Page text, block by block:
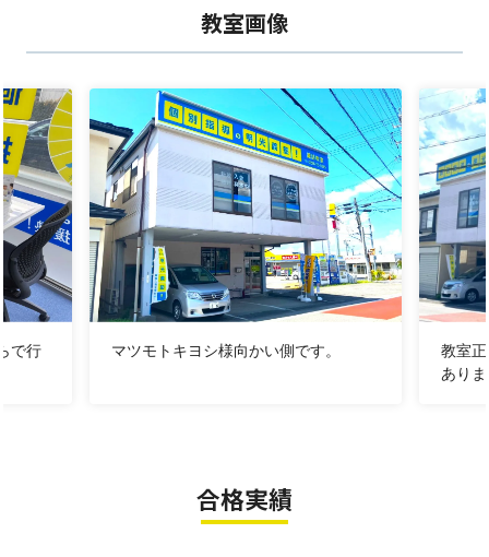
トの予習』をどれだけやり切れるかが、次のテストの勝
・『前半でダラダラした分、今から巻き返したい！』
・『部活が引退になり、ここから本格的に受験モードに
切り替えたい！』
・『夏休みの宿題が終わらず、休み明けのテスト対策ま
で手が回らない...』
そんな不安や焦りを抱えているのなら、今すぐ明光義塾
へおこしください！明光義塾では、それぞれの学校の日
程と一人ひとりの目標に合わせた『あなただけの夏期講
習プラン』で、残り半分の夏休みを最強の期間に変えま
す。新しい綺麗な教室で、涼しく快適に、一緒に目標達
☑家だとどうしても集中できず、スマホやゲームに逃げ
教室画像
で行 マツモトキヨシ様向かい側です。
教室
あり
合格実績